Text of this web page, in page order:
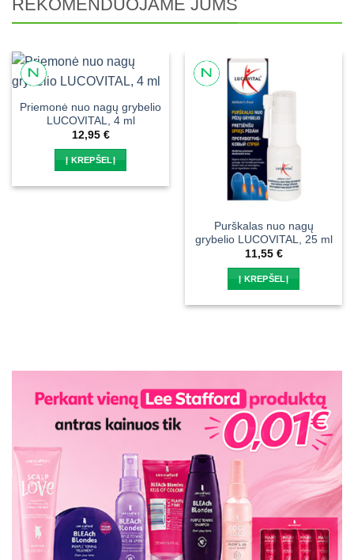
REKOMENDUOJAME JUMS
Priemonė nuo nagų grybelio
LUCOVITAL, 4 ml
12,95 €
Į KREPŠELĮ
Purškalas nuo nagų
grybelio LUCOVITAL, 25 ml
11,55 €
Į KREPŠELĮ